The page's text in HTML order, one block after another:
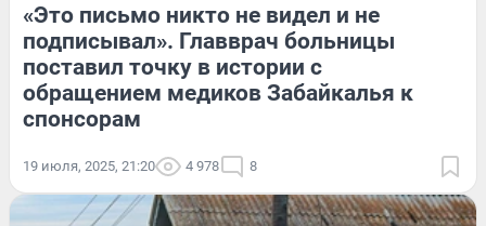
«Это письмо никто не видел и не
подписывал». Главврач больницы
поставил точку в истории с
обращением медиков Забайкалья к
спонсорам
19 июля, 2025, 21:20 4 978 8